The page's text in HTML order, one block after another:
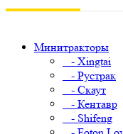
Минитракторы
- Xingtai
- Рустрак
- Скаут
- Кентавр
- Shifeng